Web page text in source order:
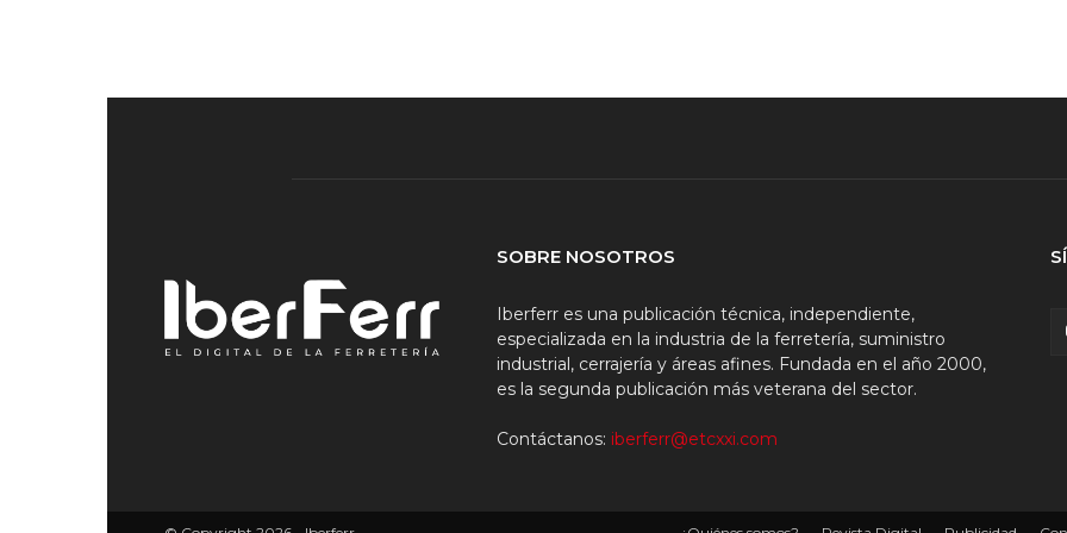
SOBRE NOSOTROS
Iberferr es una publicación técnica, independiente,
especializada en la industria de la ferretería, suministro
industrial, cerrajería y áreas afines. Fundada en el año 2000,
es la segunda publicación más veterana del sector.
Contáctanos: iberferr@etcxxi.com